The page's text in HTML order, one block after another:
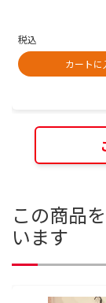
税込
カートに
この商品
います